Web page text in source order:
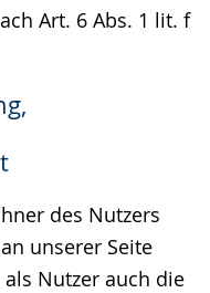
Art. 6 Abs. 1 lit. f
des Nutzers
unserer Seite
Nutzer auch die